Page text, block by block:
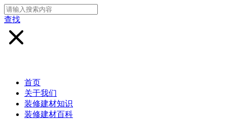
查找
首页
关于我们
装修建材知识
装修建材百科